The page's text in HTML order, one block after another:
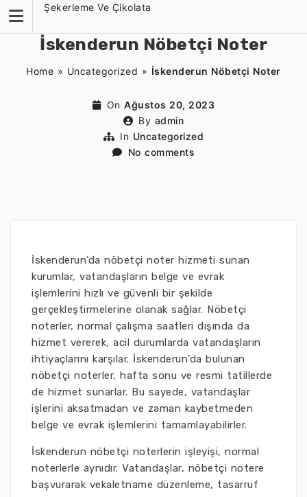
content
Şekerleme Ve Çikolata
İskenderun Nöbetçi Noter
Home » Uncategorized » İskenderun Nöbetçi Noter
On Ağustos 20, 2023
By admin
In Uncategorized
No comments
İskenderun’da nöbetçi noter hizmeti sunan
kurumlar, vatandaşların belge ve evrak
işlemlerini hızlı ve güvenli bir şekilde
gerçekleştirmelerine olanak sağlar. Nöbetçi
noterler, normal çalışma saatleri dışında da
hizmet vererek, acil durumlarda vatandaşların
ihtiyaçlarını karşılar. İskenderun’da bulunan
nöbetçi noterler, hafta sonu ve resmi tatillerde
de hizmet sunarlar. Bu sayede, vatandaşlar
işlerini aksatmadan ve zaman kaybetmeden
belge ve evrak işlemlerini tamamlayabilirler.
İskenderun nöbetçi noterlerin işleyişi, normal
noterlerle aynıdır. Vatandaşlar, nöbetçi notere
başvurarak vekaletname düzenleme, tasarruf